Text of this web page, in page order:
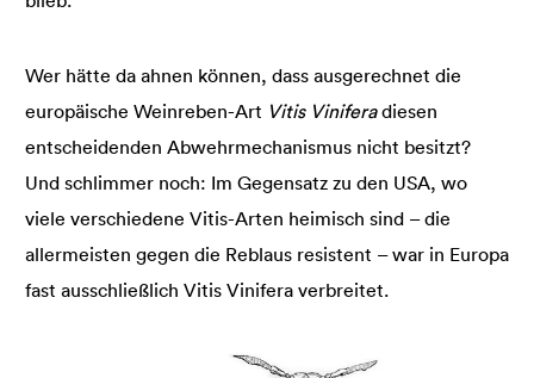
Wer hätte da ahnen können, dass ausgerechnet die
europäische Weinreben-Art Vitis Viniferadiesen
entscheidenden Abwehrmechanismus nicht besitzt?
Und schlimmer noch: Im Gegensatz zu den USA, wo
viele verschiedene Vitis-Arten heimisch sind – die
allermeisten gegen die Reblaus resistent – war in Europa
fast ausschließlich Vitis Vinifera verbreitet.